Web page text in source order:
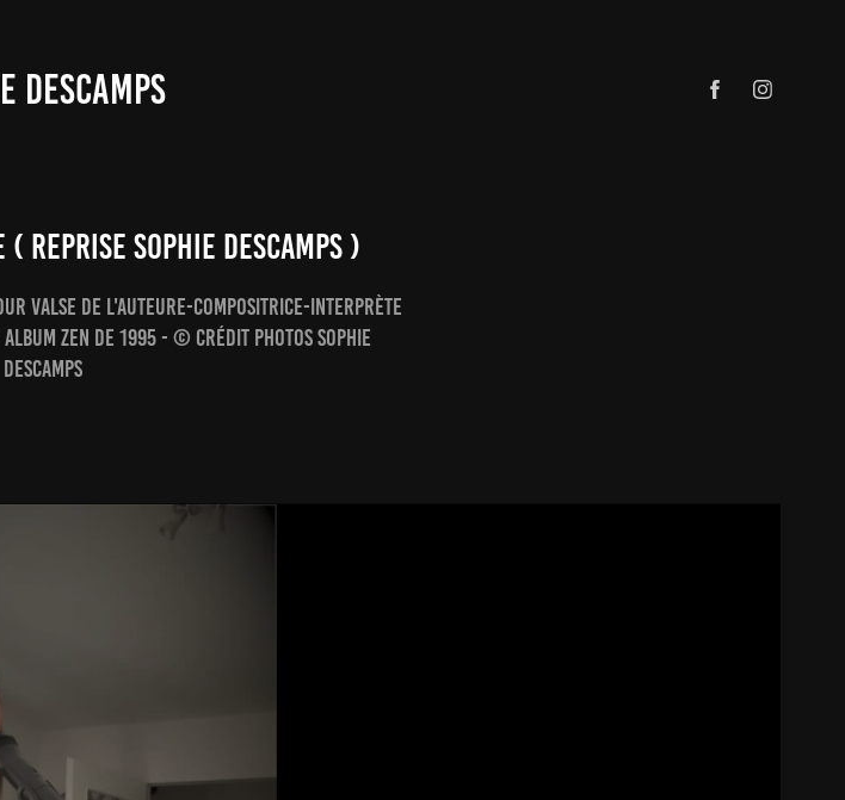
DESCAMPS
REPRISE SOPHIE DESCAMPS )
valse de l'auteure-compositrice-interprète
Zen de 1995 - © Crédit photos Sophie
Descamps